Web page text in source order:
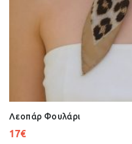
Λεοπάρ Φουλάρι
17€